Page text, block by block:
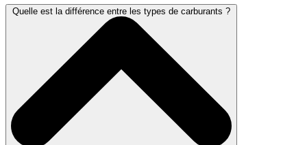
Quelle est la différence entre les types de carburants ?